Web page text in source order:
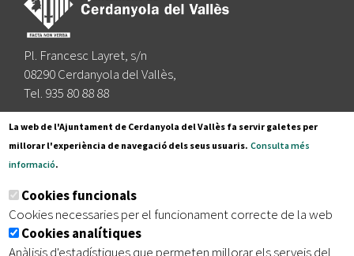
Pl. Francesc Layret, s/n
08290 Cerdanyola del Vallès,
Tel. 935 80 88 88
Segueix-nos a:
Subscriu-te al nostre butlletí
Inici | Avís legal | Protecció de dades
La web de l'Ajuntament de Cerdanyola del Vallès fa servir galetes per
millorar l'experiència de navegació dels seus usuaris. Consulta més
informació.
Cookies funcionals
Cookies necessaries per el funcionament correcte de la web
Cookies analítiques
Anàlisis d'estadístiques que permeten millorar els serveis del